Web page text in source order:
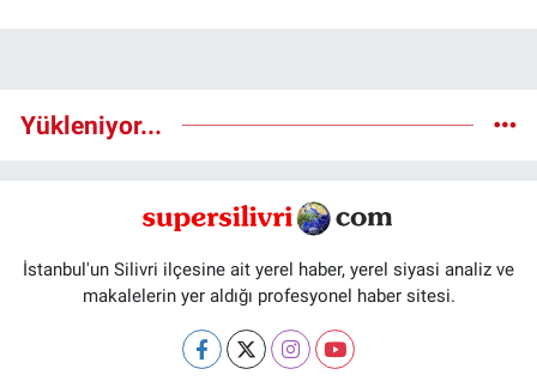
Yükleniyor...
İstanbul'un Silivri ilçesine ait yerel haber, yerel siyasi analiz ve
makalelerin yer aldığı profesyonel haber sitesi.